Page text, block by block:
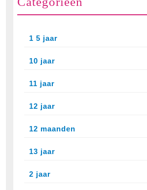
1 5 jaar
10 jaar
11 jaar
12 jaar
12 maanden
13 jaar
2 jaar